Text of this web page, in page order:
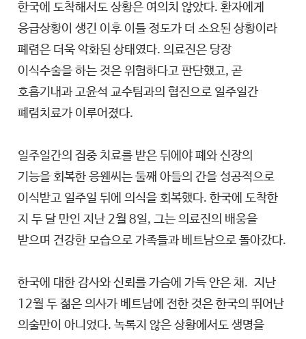
한국에 도착해서도 상황은 여의치 않았다. 환자에게
응급상황이 생긴 이후 이틀 정도가 더 소요된 상황이라
폐렴은 더욱 악화된 상태였다. 의료진은 당장
이식수술을 하는 것은 위험하다고 판단했고, 곧
호흡기내과 고윤석 교수팀과의 협진으로 일주일간
폐렴치료가 이루어졌다.
일주일간의 집중 치료를 받은 뒤에야 폐와 신장의
기능을 회복한 응웬씨는 둘째 아들의 간을 성공적으로
이식받고 일주일 뒤에 의식을 회복했다. 한국에 도착한
지 두 달 만인 지난 2월 8일, 그는 의료진의 배웅을
받으며 건강한 모습으로 가족들과 베트남으로 돌아갔다.
한국에 대한 감사와 신뢰를 가슴에 가득 안은 채. 지난
12월 두 젊은 의사가 베트남에 전한 것은 한국의 뛰어난
의술만이 아니었다. 녹록지 않은 상황에서도 생명을